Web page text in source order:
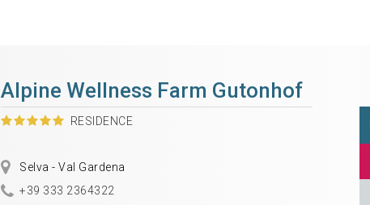
Alpine Wellness Farm Gutonhof
RESIDENCE
Selva - Val Gardena
+39 333 2364322